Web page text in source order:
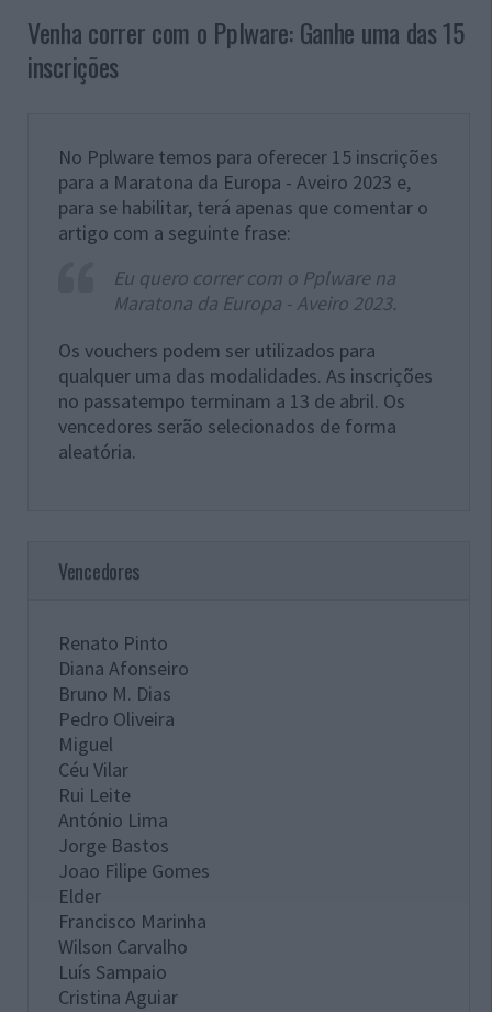
Venha correr com o Pplware: Ganhe uma das 15
inscrições
No Pplware temos para oferecer 15 inscrições
para a Maratona da Europa - Aveiro 2023 e,
para se habilitar, terá apenas que comentar o
artigo com a seguinte frase:
Eu quero correr com o Pplware na
Maratona da Europa - Aveiro 2023.
Os vouchers podem ser utilizados para
qualquer uma das modalidades. As inscrições
no passatempo terminam a 13 de abril. Os
vencedores serão selecionados de forma
aleatória.
Vencedores
Renato Pinto
Diana Afonseiro
Bruno M. Dias
Pedro Oliveira
Miguel
Céu Vilar
Rui Leite
António Lima
Jorge Bastos
Joao Filipe Gomes
Elder
Francisco Marinha
Wilson Carvalho
Luís Sampaio
Cristina Aguiar